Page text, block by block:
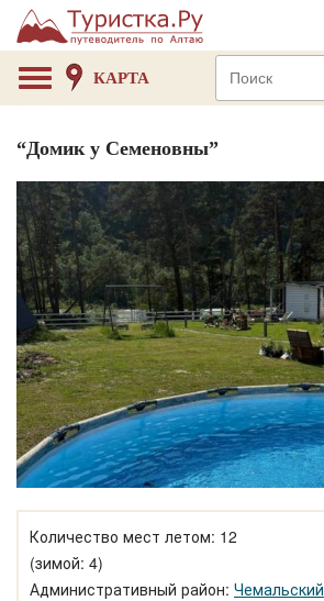
КАРТА
“Домик у Семеновны”
Количество мест летом: 12
(зимой: 4)
Административный район: Чемальский